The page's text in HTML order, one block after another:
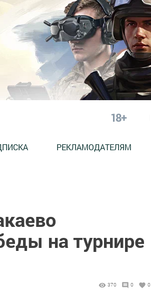
18+
РЕКЛАМОДАТЕЛЯМ
на турнире
370 0 0